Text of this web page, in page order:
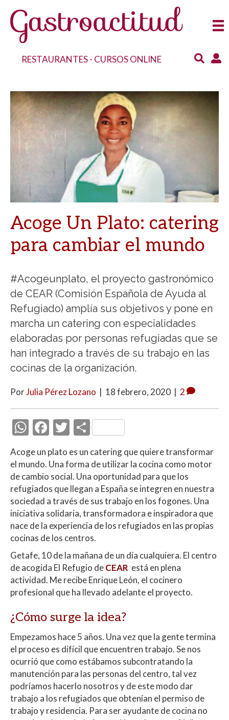
RESTAURANTES- CURSOS ONLINE
Acoge Un Plato: catering
para cambiar el mundo
#Acogeunplato, el proyecto gastronómico
de CEAR (Comisión Española de Ayuda al
Refugiado) amplía sus objetivos y pone en
marcha un catering con especialidades
elaboradas por personas refugiadas que se
han integrado a través de su trabajo en las
cocinas de la organización.
PorJulia Pérez Lozano | 18 febrero, 2020 | 2
W
at
s
A
p
p
F
ac
e
b
o
o
k
T
itt
er
C
m
p
ar
ti
r
Acoge un plato es un catering que quiere transformar
el mundo. Una forma de utilizar la cocina como motor
de cambio social. Una oportunidad para que los
refugiados que llegan a España se integren en nuestra
sociedad a través de sus trabajo en los fogones. Una
iniciativa solidaria, transformadora e inspiradora que
nace de la experiencia de los refugiados en las propias
cocinas de los centros.
Getafe, 10 de la mañana de un día cualquiera. El centro
de acogida El Refugio deCEAR está en plena
actividad. Me recibe Enrique León, el cocinero
profesional que ha llevado adelante el proyecto.
¿Cómo surge la idea?
Empezamos hace 5 años. Una vez que la gente termina
el proceso es difícil que encuentren trabajo. Se nos
ocurrió que como estábamos subcontratando la
manutención para las personas del centro, tal vez
podríamos hacerlo nosotros y de este modo dar
trabajo a los refugiados que obtenían el permiso de
trabajo y residencia. Para ser ayudante de cocina no